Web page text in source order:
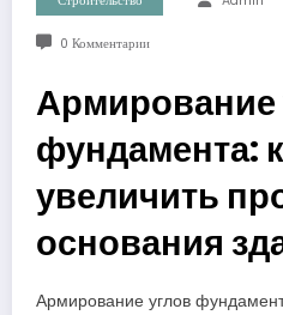
0 Комментарии
Армирование
фундамента:
увеличить
основания
Армирование углов